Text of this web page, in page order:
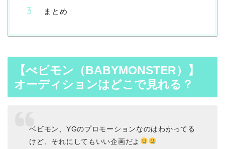
まとめ
【べビモン（BABYMONSTER）】
オーディションはどこで見れる？
ベビモン、YGのプロモーションなのはわかってる
けど、それにしてもいい企画だよ